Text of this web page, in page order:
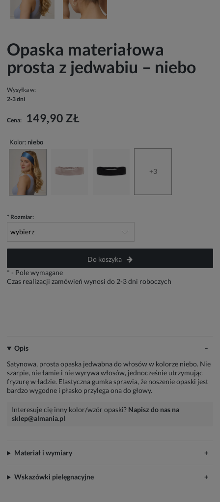
Opaska materiałowa
prosta z jedwabiu – niebo
Wysyłka w:
2-3 dni
Cena: 149,90 ZŁ
Kolor: niebo
+3
* Rozmiar:
Do koszyka
* - Pole wymagane
Czas realizacji zamówień wynosi do 2-3 dni roboczych
Opis
Satynowa, prosta opaska jedwabna do włosów w kolorze niebo. Nie
szarpie, nie łamie i nie wyrywa włosów, jednocześnie utrzymując
fryzurę w ładzie. Elastyczna gumka sprawia, że noszenie opaski jest
bardzo wygodne i płasko przylega ona do głowy.
Interesuje cię inny kolor/wzór opaski? Napisz do nas na
sklep@almania.pl
Materiał i wymiary
Wskazówki pielęgnacyjne